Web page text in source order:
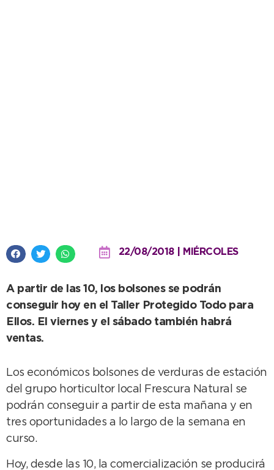
22/08/2018 | MIÉRCOLES
A partir de las 10, los bolsones se podrán
conseguir hoy en el Taller Protegido Todo para
Ellos. El viernes y el sábado también habrá
ventas.
Los económicos bolsones de verduras de estación
del grupo horticultor local Frescura Natural se
podrán conseguir a partir de esta mañana y en
tres oportunidades a lo largo de la semana en
curso.
Hoy, desde las 10, la comercialización se producirá